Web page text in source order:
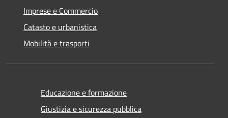
Imprese e Commercio
Catasto e urbanistica
Mobilità e trasporti
Educazione e formazione
Giustizia e sicurezza pubblica